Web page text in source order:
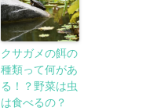
クサガメの餌の
種類って何があ
る！？野菜は虫
は食べるの？